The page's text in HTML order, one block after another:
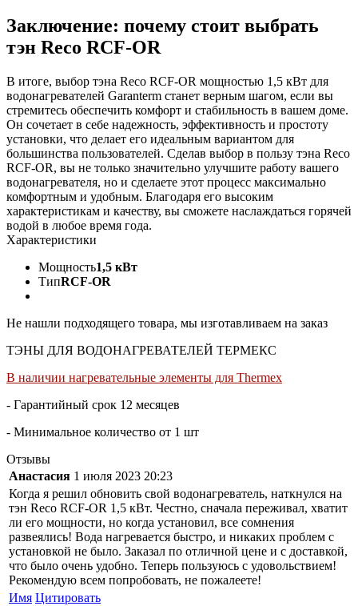
Заключение: почему стоит выбрать
тэн Reco RCF-OR
В итоге, выбор тэна Reco RCF-OR мощностью 1,5 кВт для
водонагревателей Garanterm станет верным шагом, если вы
стремитесь обеспечить комфорт и стабильность в вашем доме.
Он сочетает в себе надежность, эффективность и простоту
установки, что делает его идеальным вариантом для
большинства пользователей. Сделав выбор в пользу тэна Reco
RCF-OR, вы не только значительно улучшите работу вашего
водонагревателя, но и сделаете этот процесс максимально
комфортным и удобным. Благодаря его высоким
характеристикам и качеству, вы сможете наслаждаться горячей
водой в любое время года.
Характеристики
Мощность1,5 кВт
ТипRCF-OR
Не нашли подходящего товара, мы изготавливаем на заказ
ТЭНЫ ДЛЯ ВОДОНАГРЕВАТЕЛЕЙ ТЕРМЕКС
В наличии нагревательные элементы для Thermex
- Гарантийный срок 12 месяцев
- Минимальное количество от 1 шт
Отзывы
Анастасия 1 июля 2023 20:23
Когда я решил обновить свой водонагреватель, наткнулся на
тэн Reco RCF-OR 1,5 кВт. Честно, сначала переживал, хватит
ли его мощности, но когда установил, все сомнения
развеялись! Вода нагревается быстро, и никаких проблем с
установкой не было. Заказал по отличной цене и с доставкой,
что было очень удобно. Теперь пользуюсь с удовольствием!
Рекомендую всем попробовать, не пожалеете!
Имя Цитировать